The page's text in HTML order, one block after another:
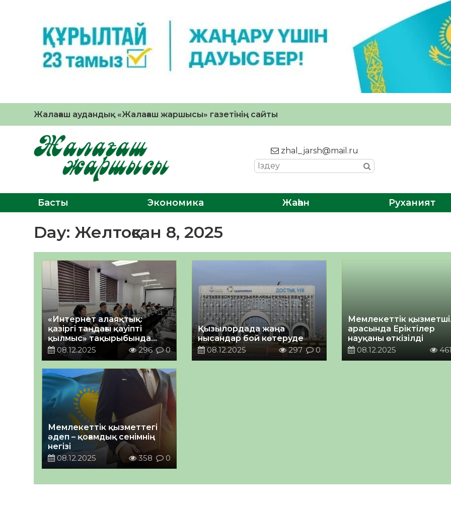
Жалағаш аудандық «Жалағаш жаршысы» газетінің сайты
zhal_jarsh@mail.ru
Басты Экономика Жаһан Руханият
Day: Желтоқсан 8, 2025
«Интернет алаяқтық:
қазіргі таңдағы қауіпті
қылмыс» тақырыбында
дөңгелек үстел өтті
08.12.2025 296 0
Қызылордада жаңа
нысандар бой көтеруде
08.12.2025
297 0
Мемлекеттік
арасында Еріктілер
науқаны өткізілді
08.12.2025
461
Мемлекеттік қызметтегі
әдеп – қоғамдық сенімнің
негізі
08.12.2025
358 0